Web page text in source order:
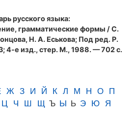
русского языка:
грамматические формы / С.
Н. А. Еськова; Под ред. Р.
4-е изд., стер. М., 1988. — 702 с.
Ж З И Й К Л М Н О П
Ц Ч Ш Щ Ъ Ы Ь Э Ю Я